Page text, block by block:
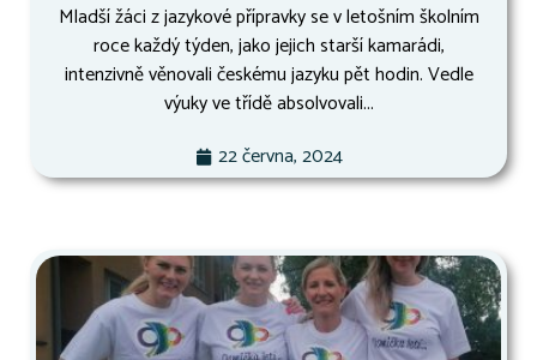
Mladší žáci z jazykové přípravky se v letošním školním
roce každý týden, jako jejich starší kamarádi,
intenzivně věnovali českému jazyku pět hodin. Vedle
výuky ve třídě absolvovali...
22 června, 2024